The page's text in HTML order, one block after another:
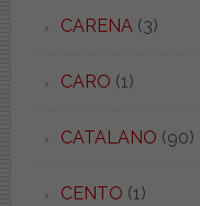
CARENA(3)
CARO (1)
CATALANO (90)
CENTO (1)